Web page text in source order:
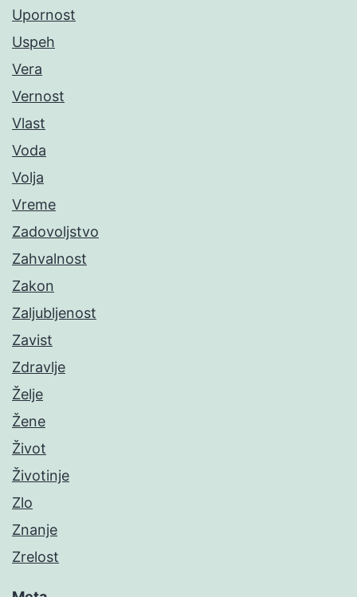
Upornost
Uspeh
Vera
Vernost
Vlast
Voda
Volja
Vreme
Zadovoljstvo
Zahvalnost
Zakon
Zaljubljenost
Zavist
Zdravlje
Želje
Žene
Život
Životinje
Zlo
Znanje
Zrelost